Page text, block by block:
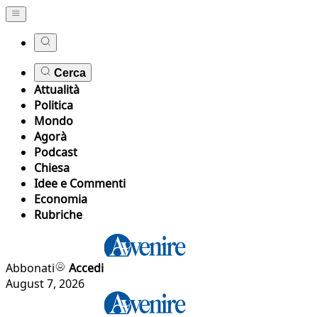
Cerca
Attualità
Politica
Mondo
Agorà
Podcast
Chiesa
Idee e Commenti
Economia
Rubriche
Abbonati
Accedi
August 7, 2026